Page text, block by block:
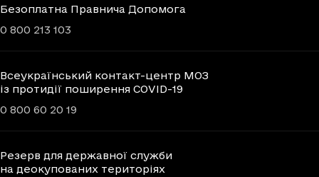
Безоплатна Правнича Допомога
0 800 213 103
Всеукраїнський контакт-центр МОЗ
із протидії поширення COVID-19
0 800 60 20 19
Резерв для державної служби
на деокупованих територіях